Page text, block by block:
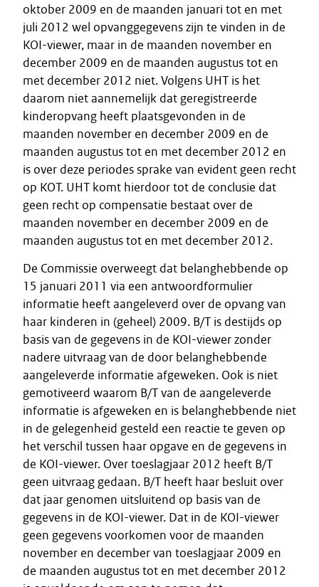
oktober 2009 en de maanden januari tot en met
juli 2012 wel opvanggegevens zijn te vinden in de
KOI-viewer, maar in de maanden november en
december 2009 en de maanden augustus tot en
met december 2012 niet. Volgens UHT is het
daarom niet aannemelijk dat geregistreerde
kinderopvang heeft plaatsgevonden in de
maanden november en december 2009 en de
maanden augustus tot en met december 2012 en
is over deze periodes sprake van evident geen recht
op KOT. UHT komt hierdoor tot de conclusie dat
geen recht op compensatie bestaat over de
maanden november en december 2009 en de
maanden augustus tot en met december 2012.
De Commissie overweegt dat belanghebbende op
15 januari 2011 via een antwoordformulier
informatie heeft aangeleverd over de opvang van
haar kinderen in (geheel) 2009. B/T is destijds op
basis van de gegevens in de KOI-viewer zonder
nadere uitvraag van de door belanghebbende
aangeleverde informatie afgeweken. Ook is niet
gemotiveerd waarom B/T van de aangeleverde
informatie is afgeweken en is belanghebbende niet
in de gelegenheid gesteld een reactie te geven op
het verschil tussen haar opgave en de gegevens in
de KOI-viewer. Over toeslagjaar 2012 heeft B/T
geen uitvraag gedaan. B/T heeft haar besluit over
dat jaar genomen uitsluitend op basis van de
gegevens in de KOI-viewer. Dat in de KOI-viewer
geen gegevens voorkomen voor de maanden
november en december van toeslagjaar 2009 en
de maanden augustus tot en met december 2012